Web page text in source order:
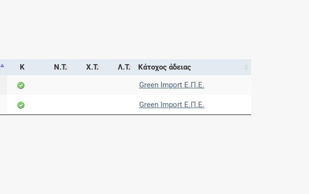
Κ Ν.Τ. Χ.Τ. Λ.Τ.
Κάτοχος άδειας
Green Import Ε.Π.Ε.
Green Import Ε.Π.Ε.